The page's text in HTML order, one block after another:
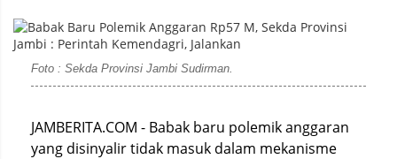
Foto : Sekda Provinsi Jambi Sudirman.
JAMBERITA.COM - Babak baru polemik anggaran
yang disinyalir tidak masuk dalam mekanisme